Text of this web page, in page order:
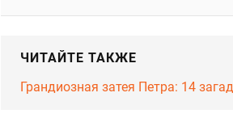
ЧИТАЙТЕ ТАКЖЕ
Грандиозная затея Петра: 14